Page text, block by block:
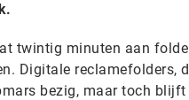
twintig minuten aan
Digitale reclamefolders,
bezig, maar toch